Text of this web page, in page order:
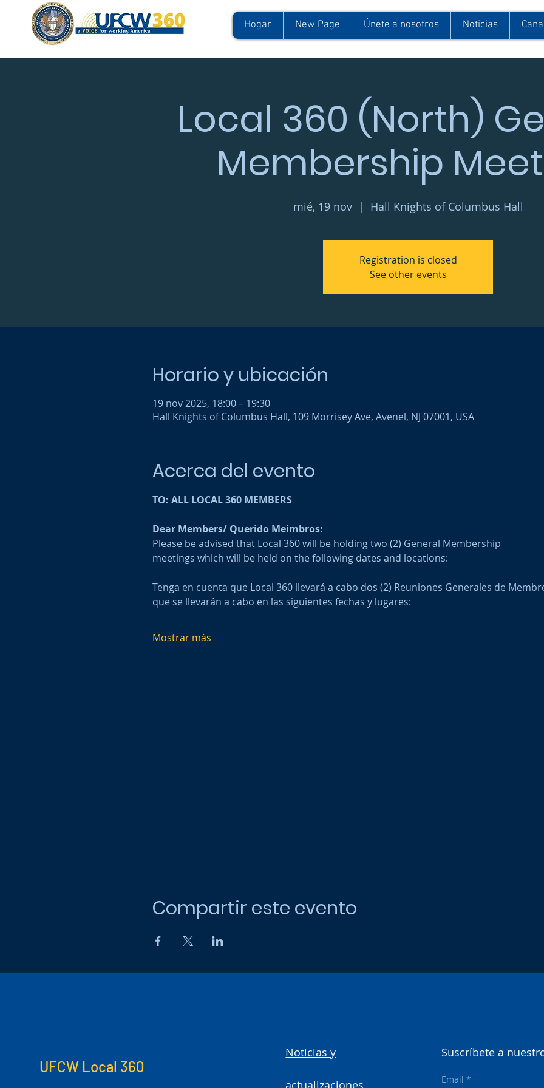
Hogar New Page Únete a nosotros Noticias
Local 360 (North)
Membership
mié, 19 nov
  |
Hall Knights of Columbus Hall
Registration is closed
See other events
Horario y ubicación
19 nov 2025, 18:00 – 19:30
Hall Knights of Columbus Hall, 109 Morrisey Ave, Avenel, NJ 07001, USA
Acerca del evento
TO: ALL LOCAL 360 MEMBERS
Dear Members/ Querido Meimbros:
Please be advised that Local 360 will be holding two (2) General Membership
meetings which will be held on the following dates and locations:
Tenga en cuenta que Local 360 llevará a cabo dos (2) Reuniones Generales de
que se llevarán a cabo en las siguientes fechas y lugares:
Mostrar más
Compartir este evento
UFCW Local 360
Noticias y
actualizaciones
Suscríbete a
Email